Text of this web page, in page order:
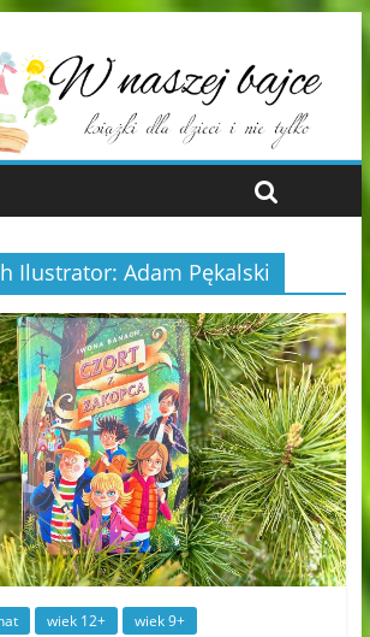
Ilustrator: Adam Pękalski
wiek 12+ wiek 9+